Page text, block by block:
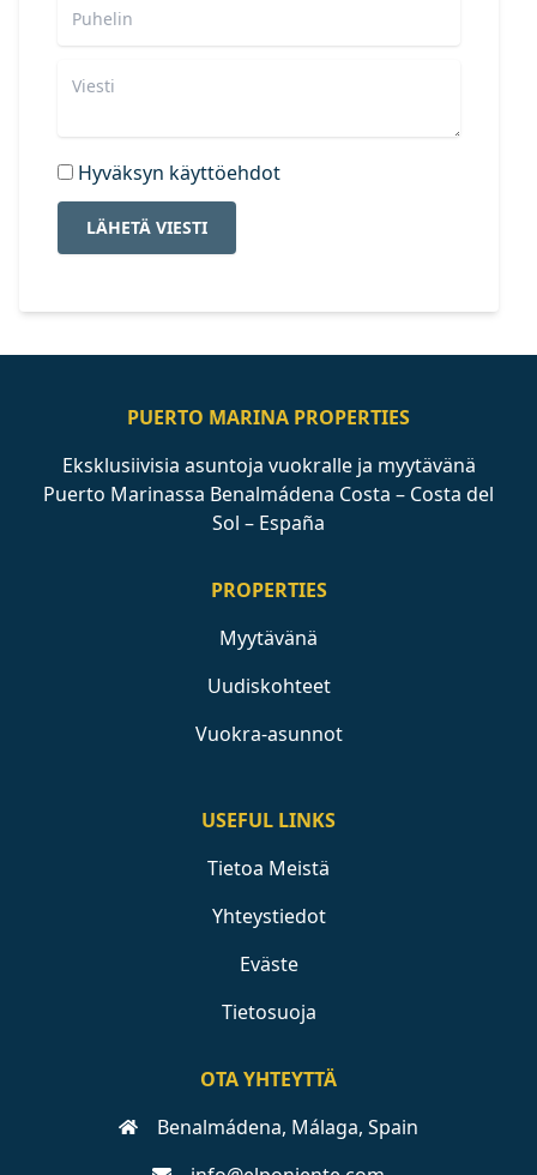
Hyväksyn käyttöehdot
LÄHETÄ VIESTI
PUERTO MARINA PROPERTIES
Eksklusiivisia asuntoja vuokralle ja myytävänä
Puerto Marinassa Benalmádena Costa – Costa del
Sol – España
PROPERTIES
Myytävänä
Uudiskohteet
Vuokra-asunnot
USEFUL LINKS
Tietoa Meistä
Yhteystiedot
Eväste
Tietosuoja
OTA YHTEYTTÄ
Benalmádena, Málaga, Spain